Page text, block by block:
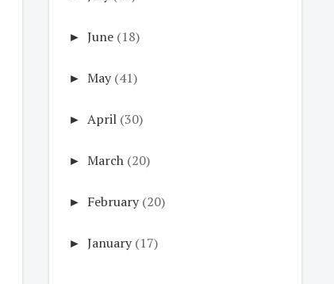
► June (18)
► May (41)
► April (30)
► March (20)
► February (20)
► January (17)